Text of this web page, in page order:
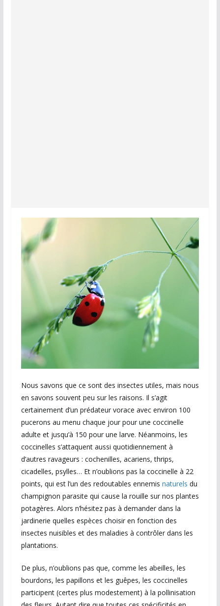
Nous savons que ce sont des insectes utiles, mais nous
en savons souvent peu sur les raisons. Il s’agit
certainement d’un prédateur vorace avec environ 100
pucerons au menu chaque jour pour une coccinelle
adulte et jusqu’à 150 pour une larve. Néanmoins, les
coccinelles s’attaquent aussi quotidiennement à
d’autres ravageurs : cochenilles, acariens, thrips,
cicadelles, psylles… Et n’oublions pas la coccinelle à 22
points, qui est l’un des redoutables ennemis naturels du
champignon parasite qui cause la rouille sur nos plantes
potagères. Alors n’hésitez pas à demander dans la
jardinerie quelles espèces choisir en fonction des
insectes nuisibles et des maladies à contrôler dans les
plantations.
De plus, n’oublions pas que, comme les abeilles, les
bourdons, les papillons et les guêpes, les coccinelles
participent (certes plus modestement) à la pollinisation